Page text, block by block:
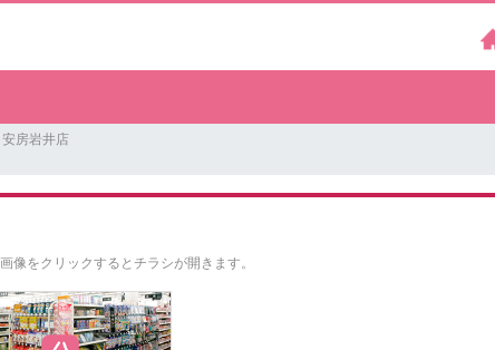
房岩井店
画像をクリックするとチラシが開きます。